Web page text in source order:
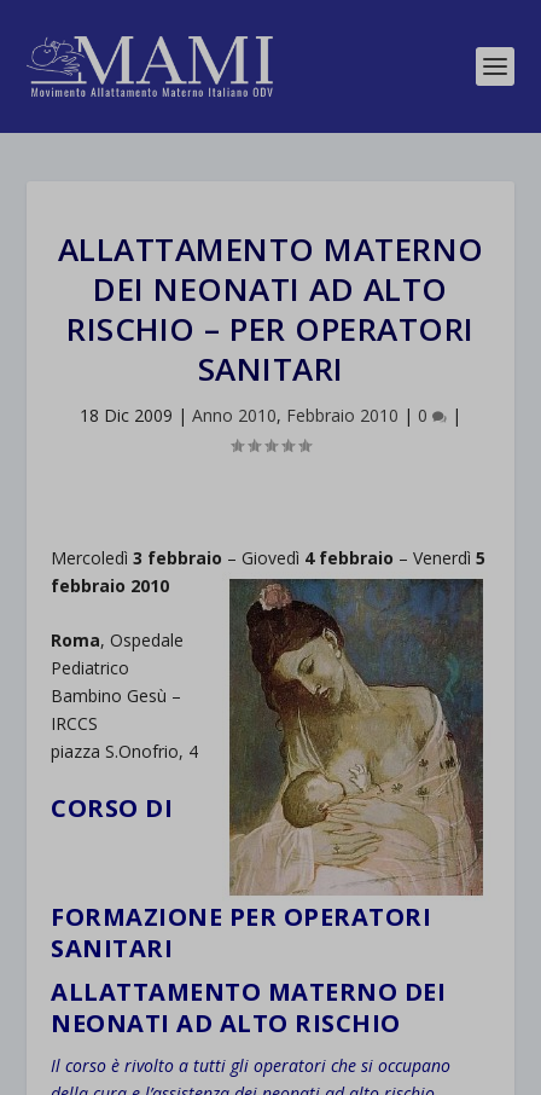
ALLATTAMENTO MATERNO
DEI NEONATI AD ALTO
RISCHIO – PER OPERATORI
SANITARI
18 Dic 2009 | Anno 2010, Febbraio 2010 | 0 |
Mercoledì3 febbraio – Giovedì 4 febbraio – Venerdì5
febbraio 2010
Roma, Ospedale
Pediatrico
Bambino Gesù –
IRCCS
piazza S.Onofrio, 4
CORSO DI
FORMAZIONE PER OPERATORI
SANITARI
ALLATTAMENTO MATERNO DEI
NEONATI AD ALTO RISCHIO
Il corso è rivolto a tutti gli operatori che si occupano